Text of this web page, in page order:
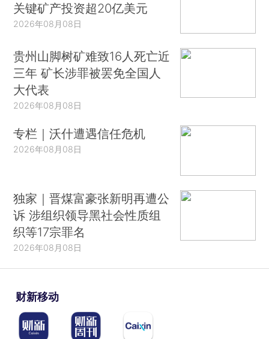
关键矿产投资超20亿美元
2026年08月08日
贵州山脚树矿难致16人死亡近
三年 矿长涉罪被罢免全国人
大代表
2026年08月08日
专栏｜沃什遭遇信任危机
2026年08月08日
独家｜晋煤富豪张新明再遭公
诉 涉组织领导黑社会性质组
织等17宗罪名
2026年08月08日
财新移动